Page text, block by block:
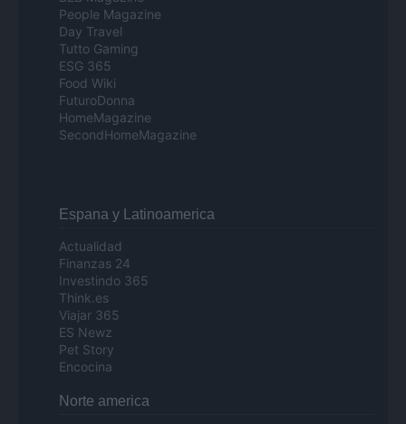
People Magazine
Day Travel
Tutto Gaming
ESG 365
Food Wiki
FuturoDonna
HomeMagazine
SecondHomeMagazine
Espana y Latinoamerica
Actualidad
Finanzas 24
Investindo 365
Think.es
Viajar 365
ES Newz
Pet Story
Encocina
Norte america